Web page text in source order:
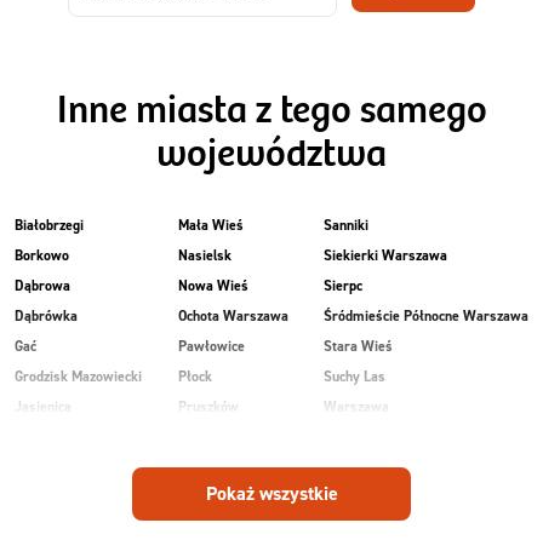
Menu
Inne miasta z tego samego
województwa
Białobrzegi
Borkowo
Dąbrowa
Dąbrówka
Gać
Grodzisk Mazowiecki
Jasienica
Mała Wieś
Nasielsk
Nowa Wieś
Ochota Warszawa
Pawłowice
Płock
Pruszków
Radom
Ruda
Sanniki
Siekierki Warszawa
Sierpc
Śródmieście Północne Warszawa
Stara Wieś
Suchy Las
Warszawa
Wesoła
Zalesie
Pokaż wszystkie